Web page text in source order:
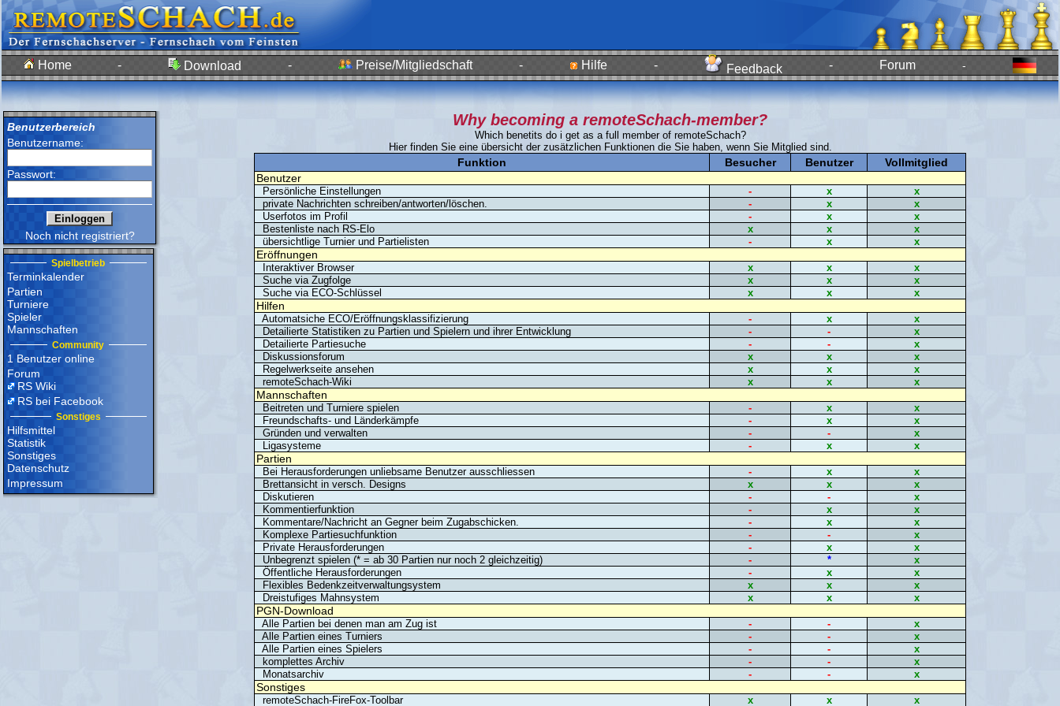
Home - Download - Preise/Mitgliedschaft - Hilfe - Feedback - Forum -
Benutzerbereich
Benutzername:
Passwort:
Noch nicht registriert?
Spielbetrieb
Terminkalender
Partien
Turniere
Spieler
Mannschaften
Community
1 Benutzer online
Forum
RS Wiki
RS bei Facebook
Sonstiges
Hilfsmittel
Statistik
Sonstiges
Datenschutz
Impressum
Why becoming a remoteSchach-member?
Which benetits do i get as a full member of remoteSchach?
Hier finden Sie eine übersicht der zusätzlichen Funktionen die Sie haben, wenn Sie Mitglied sind.
Funktion Besucher Benutzer
Vollmitglied
Benutzer
Persönliche Einstellungen - x
x
private Nachrichten schreiben/antworten/löschen.
- x
x
Userfotos im Profil
- x
x
Bestenliste nach RS-Elo
x x
x
übersichtlige Turnier und Partielisten
- x x
Eröffnungen
Interaktiver Browser x x
x
Suche via Zugfolge
x x
x
Suche via ECO-Schlüssel
x x x
Hilfen
Automatsiche ECO/Eröffnungsklassifizierung - x
x
Detailierte Statistiken zu Partien und Spielern und ihrer Entwicklung
- -
x
Detailierte Partiesuche
- -
x
Diskussionsforum
x x
x
Regelwerkseite ansehen
x x
x
remoteSchach-Wiki
x x x
Mannschaften
Beitreten und Turniere spielen - x
x
Freundschafts- und Länderkämpfe
- x
x
Gründen und verwalten
- -
x
Ligasysteme
- x x
Partien
Bei Herausforderungen unliebsame Benutzer ausschliessen - x
x
Brettansicht in versch. Designs
x x
x
Diskutieren
- -
x
Kommentierfunktion
- x
x
Kommentare/Nachricht an Gegner beim Zugabschicken.
- x
x
Komplexe Partiesuchfunktion
- -
x
Private Herausforderungen
- x
x
Unbegrenzt spielen (* = ab 30 Partien nur noch 2 gleichzeitig)
- *
x
Öffentliche Herausforderungen
- x
x
Flexibles Bedenkzeitverwaltungsystem
x x
x
Dreistufiges Mahnsystem
x x x
PGN-Download
Alle Partien bei denen man am Zug ist - -
x
Alle Partien eines Turniers
- -
x
Alle Partien eines Spielers
- -
x
komplettes Archiv
- -
x
Monatsarchiv
- - x
Sonstiges
remoteSchach-FireFox-Toolbar x x x